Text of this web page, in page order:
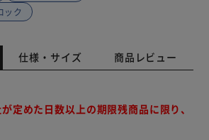
ック
仕様・サイズ 商品レビュー
定めた日数以上の期限残商品に限り、